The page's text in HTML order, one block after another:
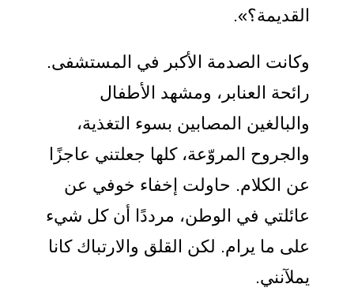
القديمة؟».
وكانت الصدمة الأكبر في المستشفى.
رائحة العنابر، ومشهد الأطفال
والبالغين المصابين بسوء التغذية،
والجروح المروّعة، كلها جعلتني عاجزًا
عن الكلام. حاولت إخفاء خوفي عن
عائلتي في الوطن، مرددًا أن كل شيء
على ما يرام. لكن القلق والارتباك كانا
يملآنني.